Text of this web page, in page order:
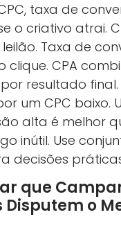
taxa de
o criativo atrai.
Taxa de
clique. CPA
resultado
um CPC baixo.
alta é melhor
inútil. Use
decisões
que
Disputem o